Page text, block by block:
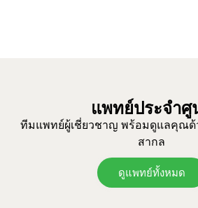
แพทย์ประจำศู
ทีมแพทย์ผู้เชี่ยวชาญ พร้อมดูแลคุณด้
สากล
ดูแพทย์ทั้งหมด